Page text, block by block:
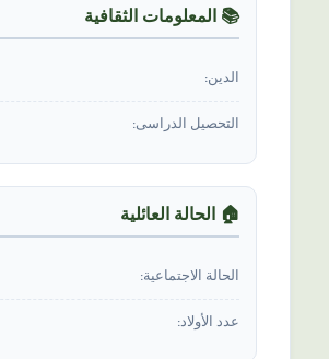
📚 المعلومات الثقافیة
الدين:
التحصیل الدراسی:
🏠 الحالة العائلیة
الحالة الاجتماعیة:
عدد الأولاد: